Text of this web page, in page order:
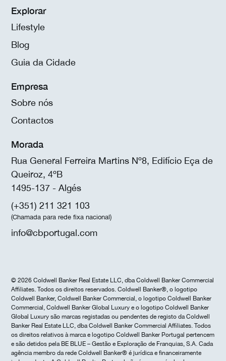
Explorar
Lifestyle
Blog
Guia da Cidade
Empresa
Sobre nós
Contactos
Morada
Rua General Ferreira Martins Nº8, Edifício Eça de
Queiroz, 4ºB
1495-137 - Algés
(+351) 211 321 103
(Chamada para rede fixa nacional)
info@cbportugal.com
© 2026 Coldwell Banker Real Estate LLC, dba Coldwell Banker Commercial
Affiliates. Todos os direitos reservados. Coldwell Banker®, o logotipo
Coldwell Banker, Coldwell Banker Commercial, o logotipo Coldwell Banker
Commercial, Coldwell Banker Global Luxury e o logotipo Coldwell Banker
Global Luxury são marcas registadas ou pendentes de registo da Coldwell
Banker Real Estate LLC, dba Coldwell Banker Commercial Affiliates. Todos
os direitos relativos à marca e logotipo Coldwell Banker Portugal pertencem
e são detidos pela BE BLUE – Gestão e Exploração de Franquias, S.A. Cada
agência membro da rede Coldwell Banker® é jurídica e financeiramente